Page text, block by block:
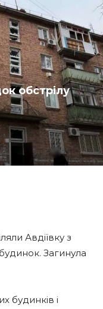
обстрілу
Авдіївку з
Загинула
будинків і